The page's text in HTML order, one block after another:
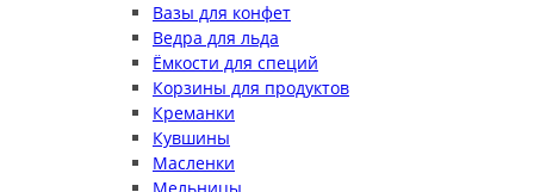
Вазы для конфет
Ведра для льда
Ёмкости для специй
Корзины для продуктов
Креманки
Кувшины
Масленки